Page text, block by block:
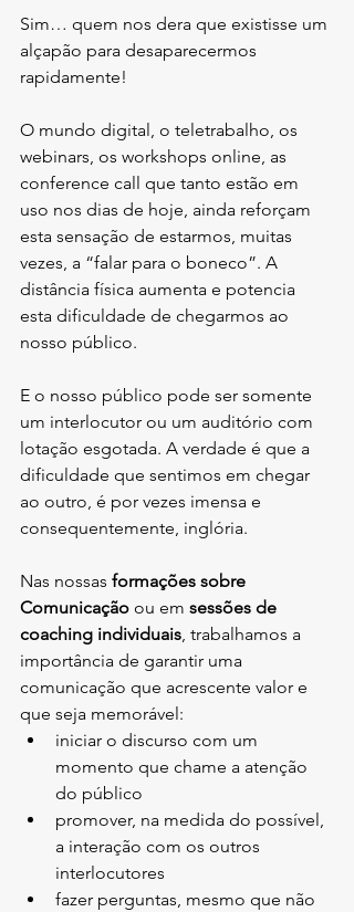
Sim… quem nos dera que existisse um
alçapão para desaparecermos
rapidamente!
O mundo digital, o teletrabalho, os
webinars, os workshops online, as
conference call que tanto estão em
uso nos dias de hoje, ainda reforçam
esta sensação de estarmos, muitas
vezes, a “falar para o boneco”. A
distância física aumenta e potencia
esta dificuldade de chegarmos ao
nosso público.
E o nosso público pode ser somente
um interlocutor ou um auditório com
lotação esgotada. A verdade é que a
dificuldade que sentimos em chegar
ao outro, é por vezes imensa e
consequentemente, inglória.
Nas nossas formações sobre
Comunicação ou em sessões de
coaching individuais, trabalhamos a
importância de garantir uma
comunicação que acrescente valor e
que seja memorável:
iniciar o discurso com um
momento que chame a atenção
do público
promover, na medida do possível,
a interação com os outros
interlocutores
fazer perguntas, mesmo que não